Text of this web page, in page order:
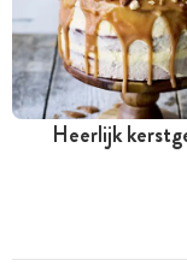
Heerlijk